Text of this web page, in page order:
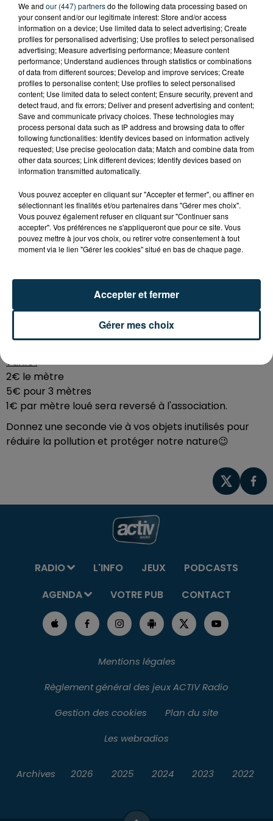
Ajouter à votre calendrier
Date
du30 novembre 2024 à 8h00
au30 novembre 2024 à 18h00
Lieu
Les Serres de Commières - 94
allée Barlotti
42720 Vougy
Tarif
Payant
De 1 à 5 €
Ce samedi 30 novembre 2024, les Serres de
Commières organisent une brocante pour soutenir
l'association "Pour Lui", qui agit en faveur de la
recherche contre le cancer chez les hommes.
Tarifs :
2€ le mètre
5€ pour 3 mètres
1€ par mètre loué sera reversé à l'association.
Donnez une seconde vie à vos objets inutilisés pour
réduire la pollution et protéger notre nature😉
RADIO L'INFO JEUX
PODCASTS
AGENDA
VOTRE PUB CONTACT
Mentions légales
Règlement général des jeux ACTIV Radio
Gestion des cookies
Plan du site
Les webradios
Archives 2026 2025 2024 2023 2022
We and our (447) partnersdo the following data processing based on
your consent and/or our legitimate interest: Store and/or access
information on a device; Use limited data to select advertising; Create
profiles for personalised advertising; Use profiles to select personalised
advertising; Measure advertising performance; Measure content
performance; Understand audiences through statistics or combinations
of data from different sources; Develop and improve services; Create
profiles to personalise content; Use profiles to select personalised
content; Use limited data to select content; Ensure security, prevent and
detect fraud, and fix errors; Deliver and present advertising and content;
Save and communicate privacy choices. These technologies may
process personal data such as IP address and browsing data to offer
following functionalities: Identify devices based on information actively
requested; Use precise geolocation data; Match and combine data from
other data sources; Link different devices; Identify devices based on
information transmitted automatically.
Vous pouvez accepter en cliquant sur "Accepter et fermer", ou affiner en
sélectionnant les finalités et/ou partenaires dans "Gérer mes choix".
Vous pouvez également refuser en cliquant sur "Continuer sans
accepter". Vos préférences ne s'appliqueront que pour ce site. Vous
pouvez mettre à jour vos choix, ou retirer votre consentement à tout
moment via le lien "Gérer les cookies" situé en bas de chaque page.
Gérer mes choix
Accepter et fermer